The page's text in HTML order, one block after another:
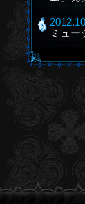
ミュー
関連グ
TVシ
関連グ
「青